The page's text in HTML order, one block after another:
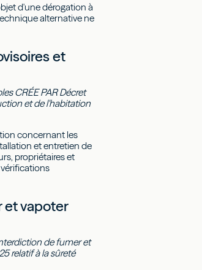
d'une dérogation à
alternative ne
et
CRÉE PAR Décret
et de l'habitation
concernant les
et entretien de
propriétaires et
et vapoter
de fumer et
relatif à la sûreté